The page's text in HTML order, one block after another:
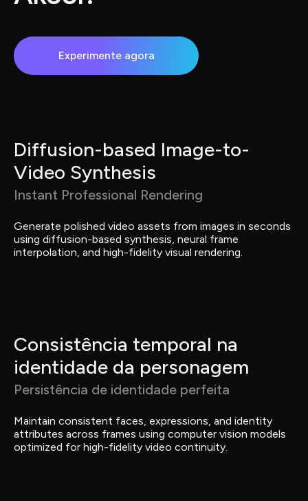
Experimente agora
Diffusion-based Image-to-
Video Synthesis
Instant Professional Rendering
Generate polished video assets from images in seconds
using diffusion-based synthesis, neural frame
interpolation, and high-fidelity visual rendering.
Consistência temporal na
identidade da personagem
Persistência de identidade perfeita
Maintain consistent faces, expressions, and identity
attributes across frames using computer vision models
optimized for high-fidelity video continuity.